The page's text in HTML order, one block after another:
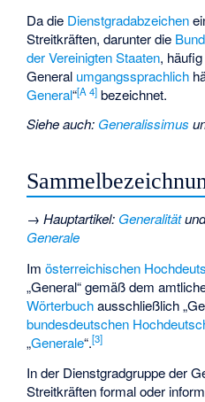
Da die Dienstgradabzeichen
Streitkräften, darunter die
der Vereinigten Staaten,
General umgangssprachlich
General“[A 4] bezeichnet.
Siehe auch: Generalissimus
→Hauptartikel: Generalität
Generale
Imösterreichischen
„General“ gemäß dem
Wörterbuchausschließlich
bundesdeutschen
„Generale“.[3]
In der Dienstgradgruppe der
Streitkräften formal oder